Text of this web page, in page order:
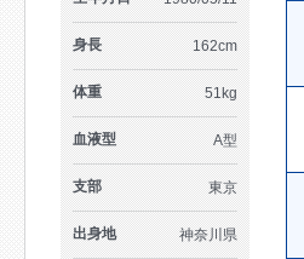
身長 162cm
体重 51kg
血液型 A型
支部 東京
出身地 神奈川県